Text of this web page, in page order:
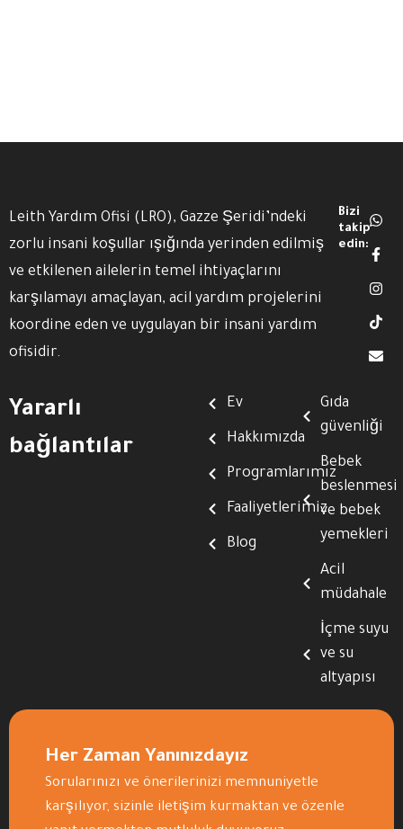
Leith Yardım Ofisi (LRO), Gazze Şeridi’ndeki
zorlu insani koşullar ışığında yerinden edilmiş
ve etkilenen ailelerin temel ihtiyaçlarını
karşılamayı amaçlayan, acil yardım projelerini
koordine eden ve uygulayan bir insani yardım
ofisidir.
Bizi
takip
edin:
Yararlı
bağlantılar
Ev
Hakkımızda
Programlarımız
Faaliyetlerimiz
Blog
Gıda
güvenliği
Bebek
beslenmesi
ve bebek
yemekleri
Acil
müdahale
İçme suyu
ve su
altyapısı
Her Zaman Yanınızdayız
Sorularınızı ve önerilerinizi memnuniyetle
karşılıyor, sizinle iletişim kurmaktan ve özenle